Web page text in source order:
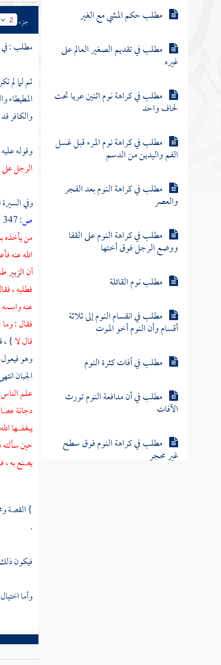
مطلب حكم المشي مع الغير
مطلب في تقديم الصغير العالم على
غيره
مطلب في كراهة نوم اثنين عريا تحت
لحاف واحد
مطلب في كراهة نوم المرء قبل غسل
الفم واليدين من الدسم
مطلب في كراهة النوم بعد الفجر
والعصر
مطلب في كراهة النوم على القفا
ووضع الرجل فوق أختها
مطلب نوم القائلة
مطلب في انقسام النوم إلى ثلاثة
أقسام وأن النوم أخو الموت
مطلب في آفات كثرة النوم
مطلب في أن مدافعة النوم تورث
الآفات
مطلب في كراهة النوم فوق سطح
غير محجر
جزء 2
مطلب :
ثم لما لم
والكافر
وقوله
الرجل على
وفي السيرة
ص:
من يأخذه
الله عنه
أنالزبير
فطلبه ،
عنه واسمه
فقال :
قال لا} ،
وهو
الجبان
علم
دجانة
يبغضها
حين سألته
يصنع به ،
} القصة
.
فيكون ذلك
وأما